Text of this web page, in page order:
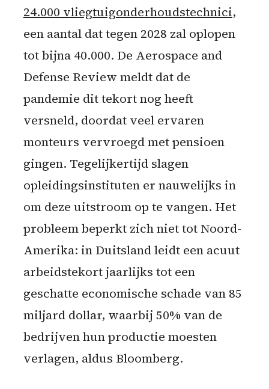
24.000 vliegtuigonderhoudstechnici,
een aantal dat tegen 2028 zal oplopen
tot bijna 40.000. De Aerospace and
Defense Review meldt dat de
pandemie dit tekort nog heeft
versneld, doordat veel ervaren
monteurs vervroegd met pensioen
gingen. Tegelijkertijd slagen
opleidingsinstituten er nauwelijks in
om deze uitstroom op te vangen. Het
probleem beperkt zich niet tot Noord-
Amerika: in Duitsland leidt een acuut
arbeidstekort jaarlijks tot een
geschatte economische schade van 85
miljard dollar, waarbij 50% van de
bedrijven hun productie moesten
verlagen, aldus Bloomberg.